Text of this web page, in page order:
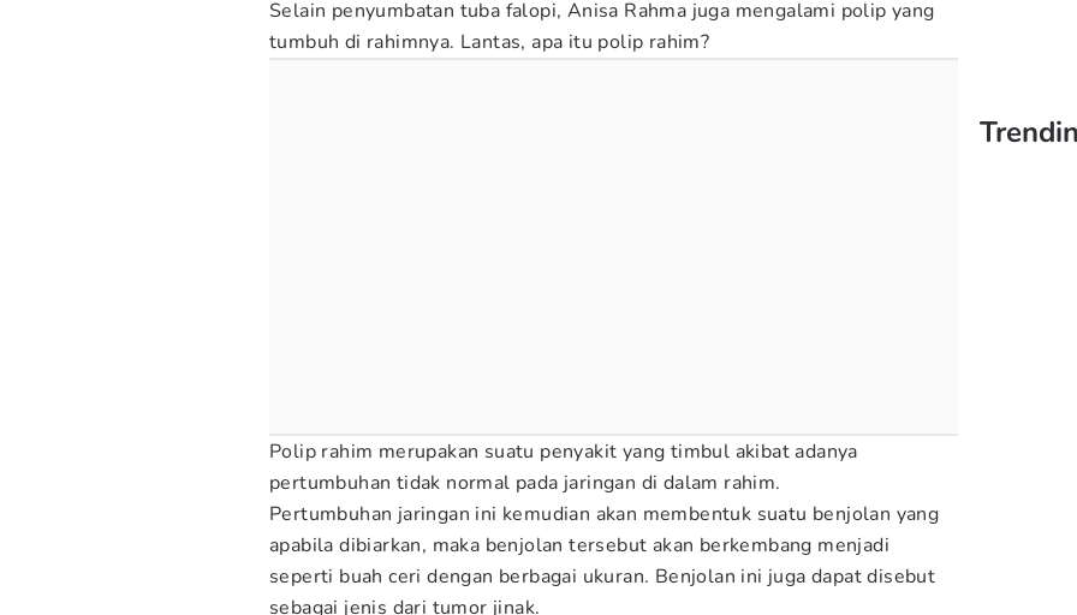
Selain penyumbatan tuba falopi, Anisa Rahma juga mengalami polip yang
tumbuh di rahimnya. Lantas, apa itu polip rahim?
Polip rahim merupakan suatu penyakit yang timbul akibat adanya
pertumbuhan tidak normal pada jaringan di dalam rahim.
Pertumbuhan jaringan ini kemudian akan membentuk suatu benjolan yang
apabila dibiarkan, maka benjolan tersebut akan berkembang menjadi
seperti buah ceri dengan berbagai ukuran. Benjolan ini juga dapat disebut
sebagai jenis dari tumor jinak.